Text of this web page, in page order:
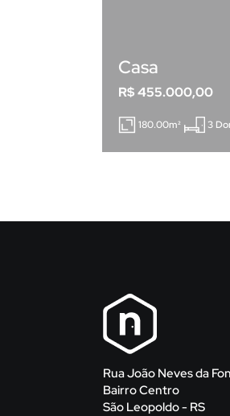
Casa
R$ 455.000,00
180.00m² 3
Rua João Neves da
Bairro Centro
São Leopoldo - RS